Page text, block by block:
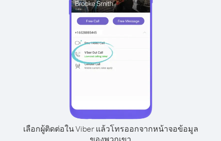
เลือกผู้ติดต่อใน Viber แล้วโทรออกจากหน้าจอข้อมูล
ของพวกเขา